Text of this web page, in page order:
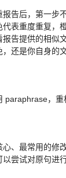
报告后，第一步
代表重度重复，
报告提供的相似
，还是你自身的
paraphrase，重
心、最常用的修
尝试对原句进